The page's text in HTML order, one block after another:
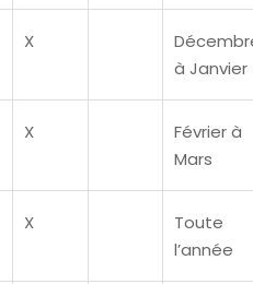
X
à Janvier
X
Février à
Mars
X
Toute
l’année